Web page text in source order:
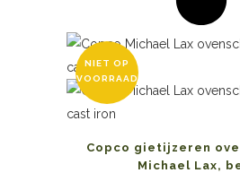
NIET OP
VOORRAAD
Copco gietijzeren
Michael Lax,